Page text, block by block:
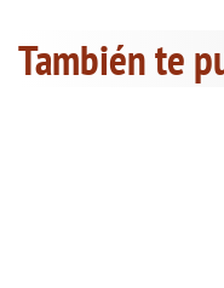
También te